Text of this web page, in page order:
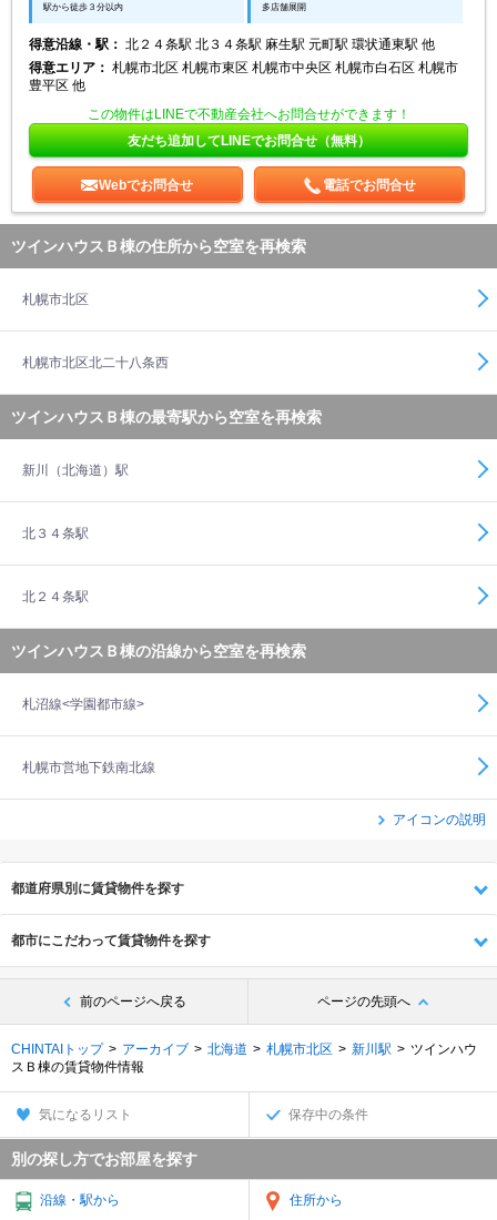
駅から徒歩３分以内 多店舗展開
得意沿線・駅： 北２４条駅 北３４条駅 麻生駅 元町駅 環状通東駅 他
得意エリア： 札幌市北区 札幌市東区 札幌市中央区 札幌市白石区 札幌市
豊平区 他
この物件はLINEで不動産会社へお問合せができます！
友だち追加してLINEでお問合せ（無料）
Webでお問合せ 電話でお問合せ
ツインハウスＢ棟の住所から空室を再検索
札幌市北区
札幌市北区北二十八条西
ツインハウスＢ棟の最寄駅から空室を再検索
新川（北海道）駅
北３４条駅
北２４条駅
ツインハウスＢ棟の沿線から空室を再検索
札沼線<学園都市線>
札幌市営地下鉄南北線
アイコンの説明
都道府県別に賃貸物件を探す
都市にこだわって賃貸物件を探す
前のページへ戻る ページの先頭へ
CHINTAIトップ アーカイブ 北海道 札幌市北区 新川駅
ツインハウ
スＢ棟の賃貸物件情報
気になるリスト 保存中の条件
別の探し方でお部屋を探す
沿線・駅から 住所から